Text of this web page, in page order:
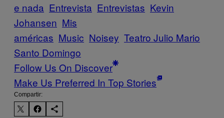
e nada Entrevista Entrevistas Kevin
Johansen Mis
américas Music Noisey Teatro Julio Mario
Santo Domingo
Follow Us On Discover
Make Us Preferred In Top Stories
Compartir: